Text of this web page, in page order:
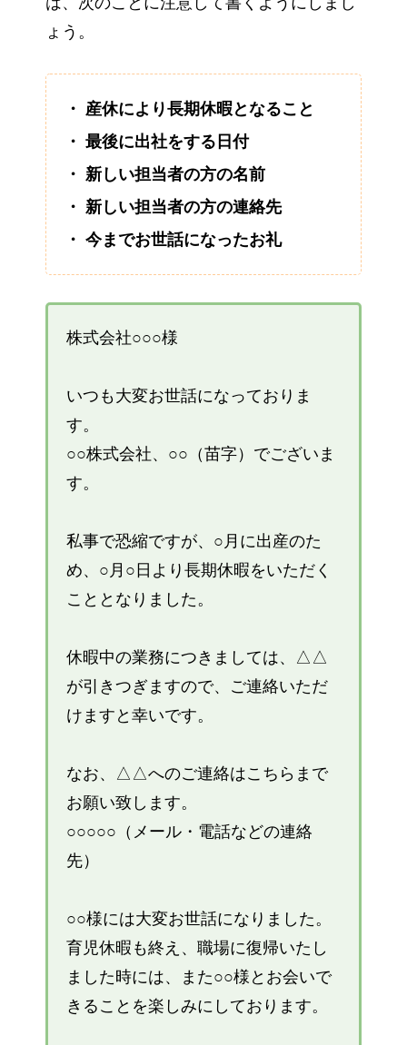
ょう。
・ 産休により長期休暇となること
・ 最後に出社をする日付
・ 新しい担当者の方の名前
・ 新しい担当者の方の連絡先
・ 今までお世話になったお礼
株式会社○○○様
いつも大変お世話になっておりま
す。
○○株式会社、○○（苗字）でございま
す。
私事で恐縮ですが、○月に出産のた
め、○月○日より長期休暇をいただく
こととなりました。
休暇中の業務につきましては、△△
が引きつぎますので、ご連絡いただ
けますと幸いです。
なお、△△へのご連絡はこちらまで
お願い致します。
○○○○○（メール・電話などの連絡
先）
○○様には大変お世話になりました。
育児休暇も終え、職場に復帰いたし
ました時には、また○○様とお会いで
きることを楽しみにしております。